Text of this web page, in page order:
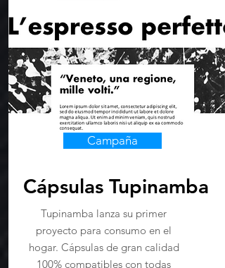
Campaña
​Cápsulas Tupinamba
Tupinamba lanza su primer
proyecto para consumo en el
hogar. Cápsulas de gran calidad
100% compatibles con todas